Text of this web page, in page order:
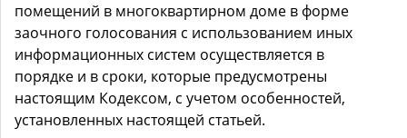
помещений в многоквартирном доме в форме
заочного голосования с использованием иных
информационных систем осуществляется в
порядке и в сроки, которые предусмотрены
настоящим Кодексом, с учетом особенностей,
установленных настоящей статьей.